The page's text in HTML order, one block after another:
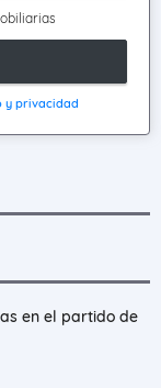
y privacidad
en el partido de